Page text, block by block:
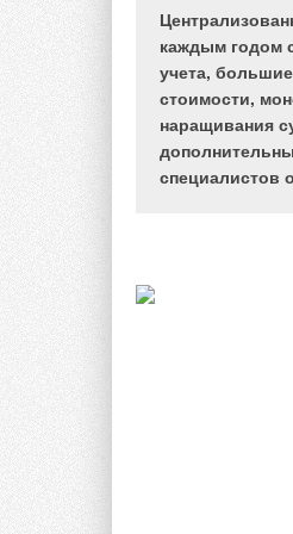
каждым годом
учета,
стоимости,
наращивания
специалистов
Рис. 1. Изменение
фанкойлы» LENNOX